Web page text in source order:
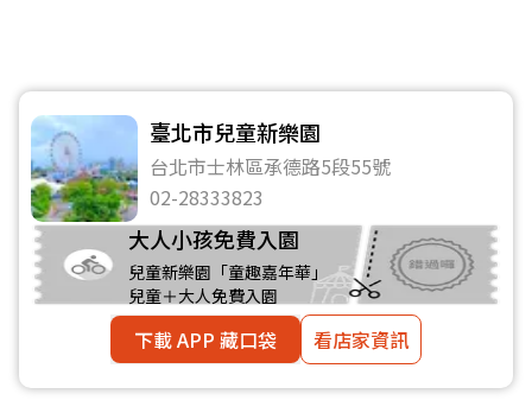
臺北市兒童新樂園
台北市士林區承德路5段55號
02-28333823
大人小孩免費入園
兒童新樂園「童趣嘉年華」
兒童＋大人免費入園
下載 APP 藏口袋 看店家資訊